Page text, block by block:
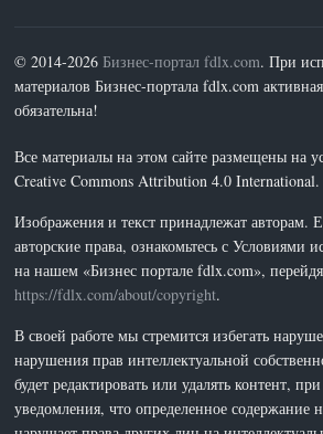
© 2014-2026 Бизнес-портал fdlx.com. При
материалов Бизнес-портала fdlx.com
обязательна!
Все материалы на этом сайте размещены на
Creative Commons Attribution 4.0 International.
Изображения и текст принадлежат авторам.
авторские права, ознакомьтесь с Условиями
на нашем «Бизнес портале fdlx.com»,
https://fdlx.com/about/copyright.
В своей работе мы стремится избегать
нарушения прав интеллектуальной
будет редактировать или удалять контент,
уведомления, что определенное содержание